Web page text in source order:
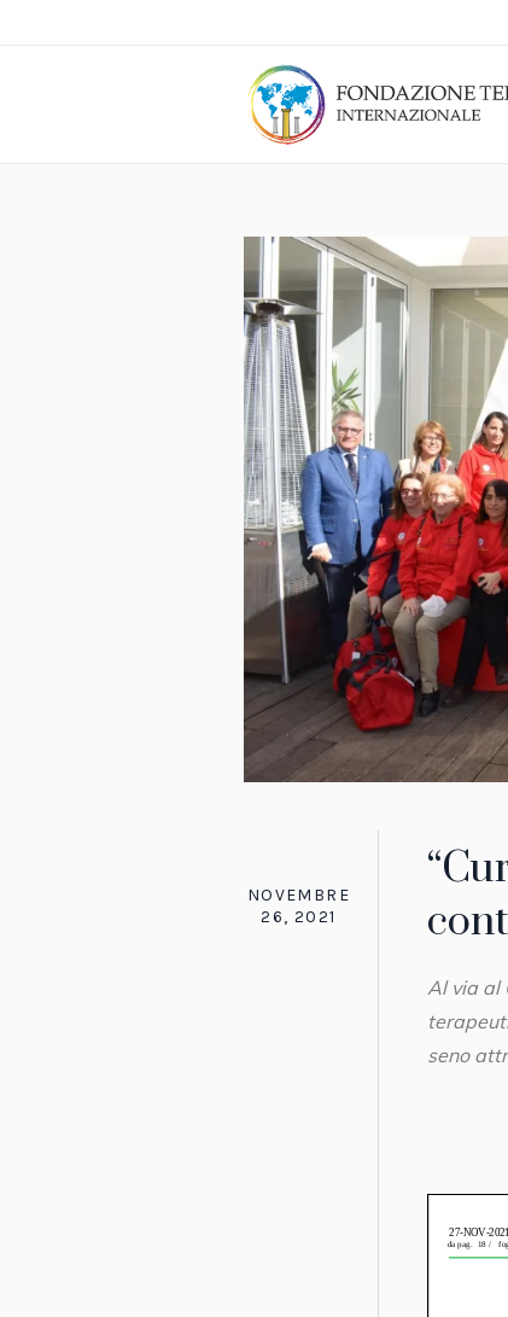
NOVEMBRE
26, 2021
Al via al
seno